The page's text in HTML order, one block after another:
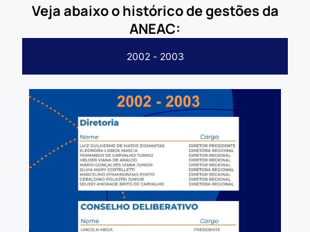
Veja abaixo o histórico de gestões da
ANEAC:
2002 - 2003